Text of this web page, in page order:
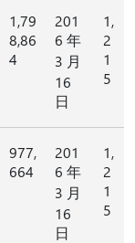
1,79
8,86
4
201
6 年
3 月
16
日
1,
2
1
5
977,
664
201
6 年
3 月
16
日
1,
2
1
5